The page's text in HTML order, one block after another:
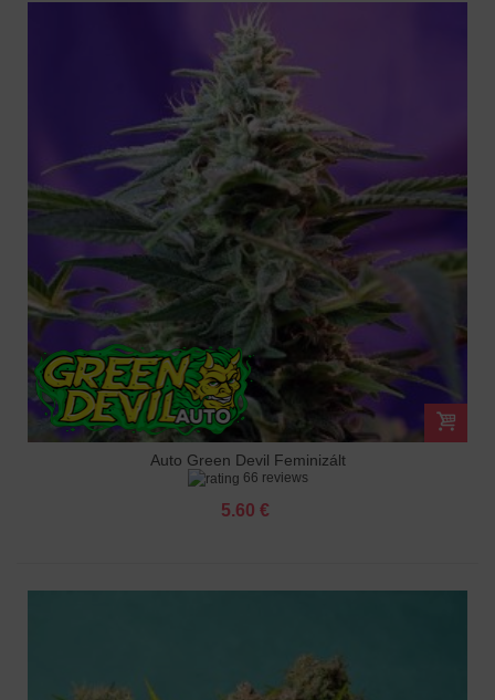
Auto Green Devil Feminizált
66 reviews
5.60 €